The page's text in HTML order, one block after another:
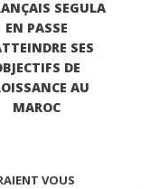
SEGULA
EN PASSE
SES
DE
AU
MAROC
VOUS